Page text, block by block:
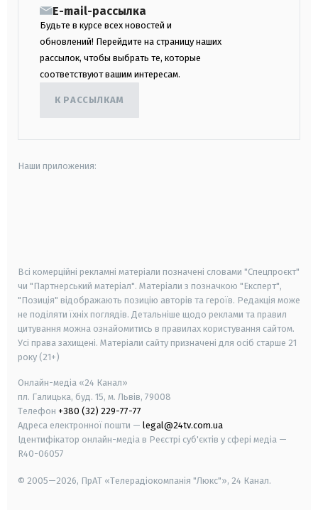
E-mail-рассылка
Будьте в курсе всех новостей и
обновлений! Перейдите на страницу наших
рассылок, чтобы выбрать те, которые
соответствуют вашим интересам.
К РАССЫЛКАМ
Наши приложения:
Всі комерційні рекламні матеріали позначені словами "Спецпроєкт"
чи "Партнерський матеріал". Матеріали з позначкою "Експерт",
"Позиція" відображають позицію авторів та героїв. Редакція може
не поділяти їхніх поглядів. Детальніше щодо реклами та правил
цитування можна ознайомитись в правилах користування сайтом.
Усі права захищені. Матеріали сайту призначені для осіб старше 21
року (21+)
Онлайн-медіа «24 Канал»
пл. Галицька, буд. 15, м. Львів, 79008
Телефон +380 (32) 229-77-77
Адреса електронної пошти — legal@24tv.com.ua
Ідентифікатор онлайн-медіа в Реєстрі суб'єктів у сфері медіа —
R40-06057
© 2005—2026, ПрАТ «Телерадіокомпанія "Люкс"», 24 Канал.